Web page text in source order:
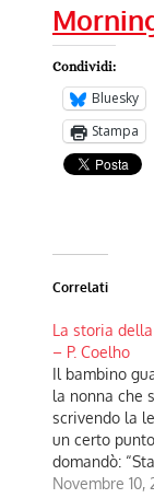
Condividi:
Bluesky
Stampa
Correlati
La storia
– P. Coelho
Il bambino
la nonna che
scrivendo la
un certo
domandò:
scrivendo una
Novembre 10,